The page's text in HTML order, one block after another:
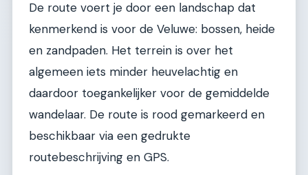
De route voert je door een landschap dat
kenmerkend is voor de Veluwe: bossen, heide
en zandpaden. Het terrein is over het
algemeen iets minder heuvelachtig en
daardoor toegankelijker voor de gemiddelde
wandelaar. De route is rood gemarkeerd en
beschikbaar via een gedrukte
routebeschrijving en GPS.